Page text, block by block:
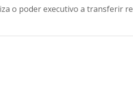
o poder executivo a transferir